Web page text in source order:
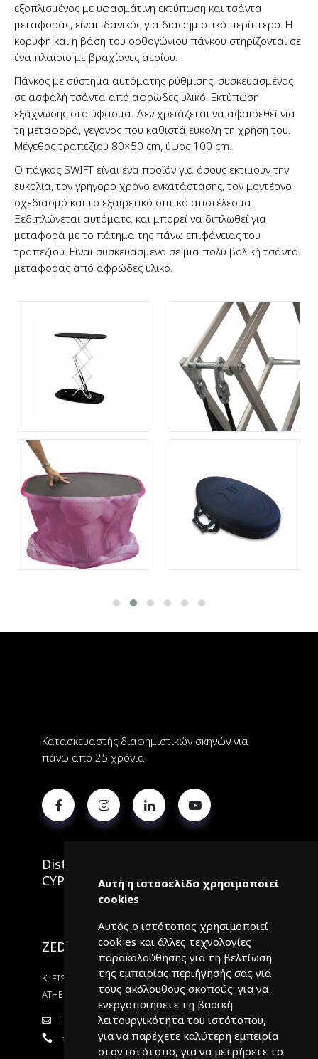
Αυτή η ιστοσελίδα χρησιμοποιεί
cookies
Αυτός ο ιστότοπος χρησιμοποιεί
cookies και άλλες τεχνολογίες
παρακολούθησης για τη βελτίωση
της εμπειρίας περιήγησής σας για
τους ακόλουθους σκοπούς: για να
ενεργοποιήσετε τη βασική
λειτουργικότητα του ιστότοπου,
για να παρέχετε καλύτερη εμπειρία
στον ιστότοπο, για να μετρήσετε το
εξοπλισμένος με υφασμάτινη εκτύπωση και τσάντα
μεταφοράς, είναι ιδανικός για διαφημιστικό περίπτερο. Η
κορυφή και η βάση του ορθογώνιου πάγκου στηρίζονται σε
ένα πλαίσιο με βραχίονες αερίου.
Πάγκος με σύστημα αυτόματης ρύθμισης, συσκευασμένος
σε ασφαλή τσάντα από αφρώδες υλικό. Εκτύπωση
εξάχνωσης στο ύφασμα. Δεν χρειάζεται να αφαιρεθεί για
τη μεταφορά, γεγονός που καθιστά εύκολη τη χρήση του.
Μέγεθος τραπεζιού 80×50 cm, ύψος 100 cm.
Ο πάγκος SWIFT είναι ένα προϊόν για όσους εκτιμούν την
ευκολία, τον γρήγορο χρόνο εγκατάστασης, τον μοντέρνο
σχεδιασμό και το εξαιρετικό οπτικό αποτέλεσμα.
Ξεδιπλώνεται αυτόματα και μπορεί να διπλωθεί για
μεταφορά με το πάτημα της πάνω επιφάνειας του
τραπεζιού. Είναι συσκευασμένο σε μια πολύ βολική τσάντα
μεταφοράς από αφρώδες υλικό.
Κατασκευαστής διαφημιστικών σκηνών για
πάνω από 25 χρόνια.
Distributor VITABRI for GREECE &
CYPRUS
ZEDAMGROUP
KLEISTHENOUS 35, AG.PARASKEVI, 15343,
ATHENS - GREECE
info@vitabri.gr
+302106228381